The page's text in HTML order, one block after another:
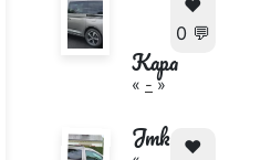
❤️
0 💬
Kapa
« - »
❤️
Jmk